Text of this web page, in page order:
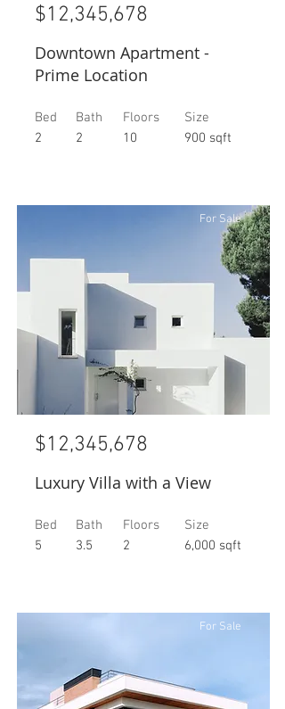
$12,345,678
Downtown Apartment -
Prime Location
Bed
2
Bath
2
Floors
10
Size
900 sqft
For Sale
$12,345,678
Luxury Villa with a View
Bed
5
Bath
3.5
Floors
2
Size
6,000 sqft
For Sale